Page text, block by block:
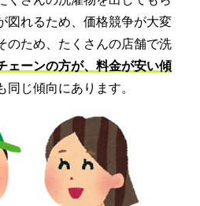
図れるため、価格競争が大変
のため、たくさんの店舗で洗
ェーンの方が、料金が安い傾
同じ傾向にあります。